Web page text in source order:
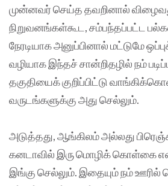
முன்னவர் செய்த தவறினால்
நிறுவனங்கள்கூட, சம்பந்தப்பட்ட
நேரடியாக அனுப்பினால் மட்டுமே
வழியாக இந்தச் சான்றிதழில் நம்
தகுதியைக் குறிப்பிட்டு
வருடங்களுக்கு அது செல்லும்.
அடுத்தது, ஆங்கிலம் அல்லது
கனடாவில் இரு மொழிக் கொள்கை
இங்கு செல்லும். இதையும் நம்